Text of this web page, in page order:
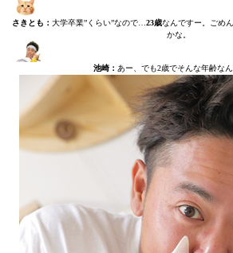
さきとも： 大学卒業”くらい”なので…23歳なんですー。ごめ
かな。
池崎： あー、でも2歳でそんな年齢なん